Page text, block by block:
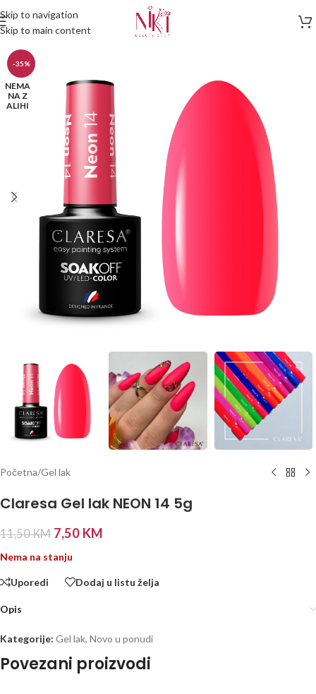
Skip to navigation
Skip to main content
-35%
NEMA
NA Z
ALIHI
Početna/Gel lak
Claresa Gel lak NEON 14 5g
11,50KM 7,50 KM
Nema na stanju
Uporedi Dodaj u listu želja
Opis
Kategorije: Gel lak, Novo u ponudi
Povezani proizvodi